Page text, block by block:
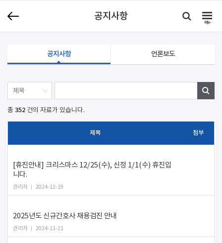
공지사항
메뉴
공지사항 언론보도
총 352 건의 자료가 있습니다.
제목 첨부
[휴진안내] 크리스마스 12/25(수), 신정 1/1(수) 휴진입
니다.
관리자 2024-12-19
2025년도 신규간호사 채용검진 안내
관리자 2024-11-21